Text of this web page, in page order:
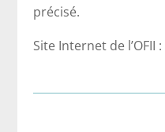
précisé.
Site Internet de l’OFII :